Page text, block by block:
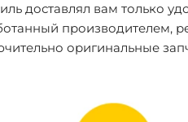
доставлял вам только
производителем,
оригинальные